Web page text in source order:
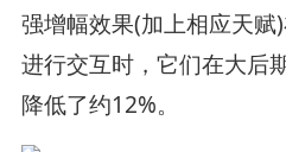
强增幅效果(加上相应天
进行交互时，它们在大后
降低了约12%。